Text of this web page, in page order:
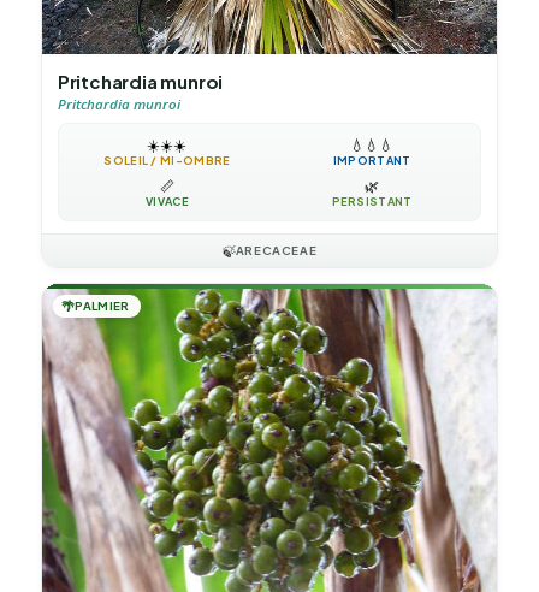
Pritchardia munroi
Pritchardia munroi
☀️☀️☀️
SOLEIL / MI-OMBRE
💧 💧 💧
IMPORTANT
📏
VIVACE
🌿
PERSISTANT
🍃ARECACEAE
🌴PALMIER